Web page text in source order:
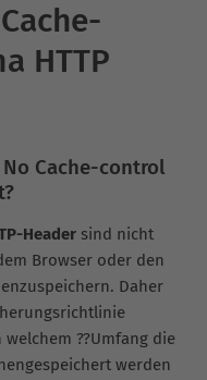
HTTP
Cache-control
Header sind nicht
Browser oder den
Daher
??Umfang die
werden